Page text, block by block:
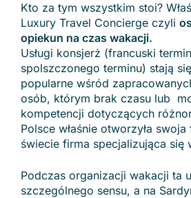
Kto za tym wszystkim stoi?
Luxury Travel Concierge czyli
opiekun na czas wakacji.
Usługi konsjerż (francuski
spolszczonego terminu) stają
popularne wśród
osób, którym brak czasu lub
kompetencji dotyczących
Polsce właśnie otworzyła
świecie firma specjalizująca się
Podczas organizacji wakacji ta
szczególnego sensu, a na